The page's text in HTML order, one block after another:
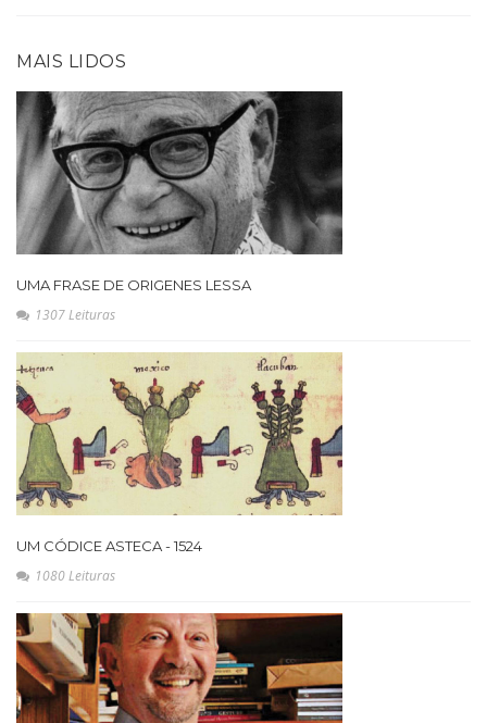
MAIS LIDOS
UMA FRASE DE ORIGENES LESSA
1307 Leituras
UM CÓDICE ASTECA - 1524
1080 Leituras